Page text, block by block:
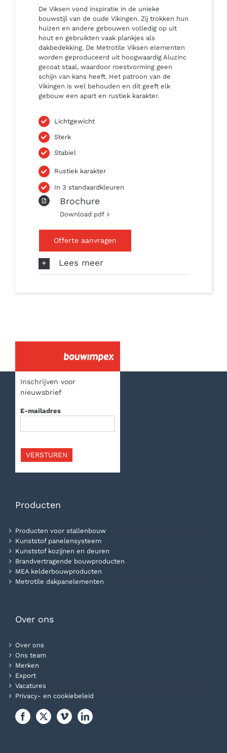
De Viksen vond inspiratie in de unieke
bouwstijl van de oude Vikingen. Zij trokken hun
huizen en andere gebouwen volledig op uit
hout en gebruikten vaak plankjes als
dakbedekking. De Metrotile Viksen elementen
worden geproduceerd uit hoogwaardig Aluzinc
gecoat staal, waardoor roestvorming geen
schijn van kans heeft. Het patroon van de
Vikingen is wel behouden en dit geeft elk
gebouw een apart en rustiek karakter.
Lichtgewicht
Sterk
Stabiel
Rustiek karakter
In 3 standaardkleuren
Brochure
Download pdf
Offerte aanvragen
Lees meer
Inschrijven voor
nieuwsbrief
E-mailadres
VERSTUREN
Producten
Producten voor stallenbouw
Kunststof panelensysteem
Kunststof kozijnen en deuren
Brandvertragende bouwproducten
MEA kelderbouwproducten
Metrotile dakpanelementen
Over ons
Over ons
Ons team
Merken
Export
Vacatures
Privacy- en cookiebeleid